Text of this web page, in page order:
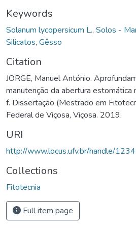
Keywords
Solanum lycopersicum L., Solos -
Silicatos, Gêsso
Citation
JORGE, Manuel António.
manutenção da abertura
f. Dissertação (Mestrado em
Federal de Viçosa, Viçosa. 2019.
URI
http://www.locus.ufv.br/handle/
Collections
Fitotecnia
Full item page